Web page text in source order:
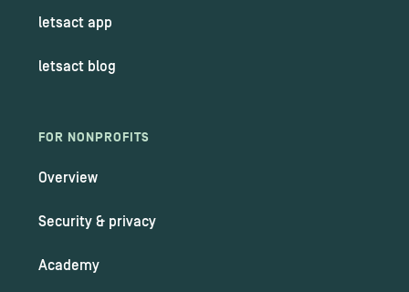
letsact app
letsact blog
FOR NONPROFITS
Overview
Security & privacy
Academy